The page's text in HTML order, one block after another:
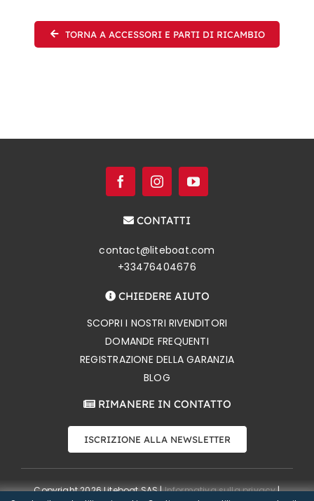
TORNA A ACCESSORI E PARTI DI RICAMBIO
CONTATTI
contact@liteboat.com
+33476404676
CHIEDERE AIUTO
SCOPRI I NOSTRI RIVENDITORI
DOMANDE FREQUENTI
REGISTRAZIONE DELLA GARANZIA
BLOG
RIMANERE IN CONTATTO
ISCRIZIONE ALLA NEWSLETTER
Copyright 2026 Liteboat SAS |Informativa sulla privacy|